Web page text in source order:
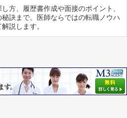
方、履歴書作成や面接のポイント、
秘訣まで。医師ならではの転職ノウハ
説します。